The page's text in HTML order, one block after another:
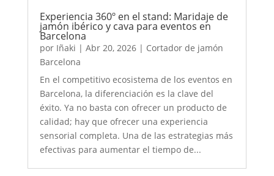
Experiencia 360º en el stand: Maridaje de
jamón ibérico y cava para eventos en
Barcelona
por Iñaki | Abr 20, 2026| Cortador de jamón
Barcelona
En el competitivo ecosistema de los eventos en
Barcelona, la diferenciación es la clave del
éxito. Ya no basta con ofrecer un producto de
calidad; hay que ofrecer una experiencia
sensorial completa. Una de las estrategias más
efectivas para aumentar el tiempo de...